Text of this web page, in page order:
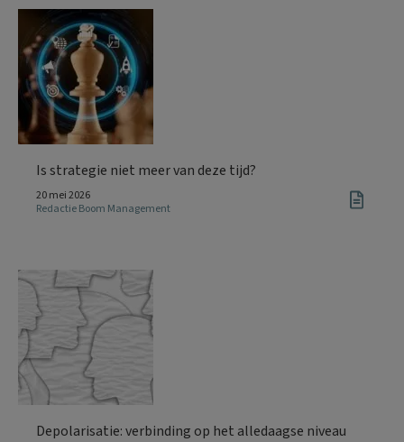
Is strategie niet meer van deze tijd?
20 mei 2026
Redactie Boom Management
Depolarisatie: verbinding op het alledaagse niveau